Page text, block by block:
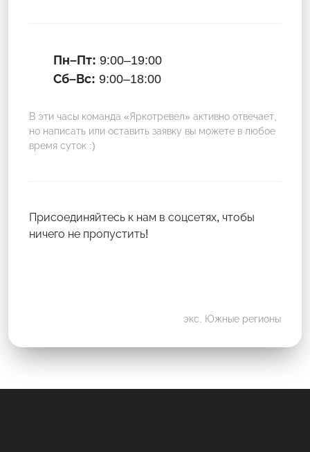
Пн–Пт: 9:00–19:00
Сб–Вс: 9:00–18:00
В эти часы команда «Яркотревел» активно отвечает,
но написать или оставить заявку вы можете в любое
время суток :)
Присоединяйтесь к нам в соцсетях, чтобы
ничего не пропустить!
экс. Южные регионы